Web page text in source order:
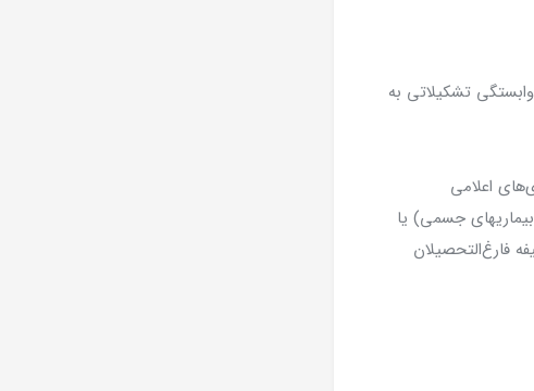
تشکیلاتی به
اعلامی
جسمی) یا
فارغ‌التحصیلان